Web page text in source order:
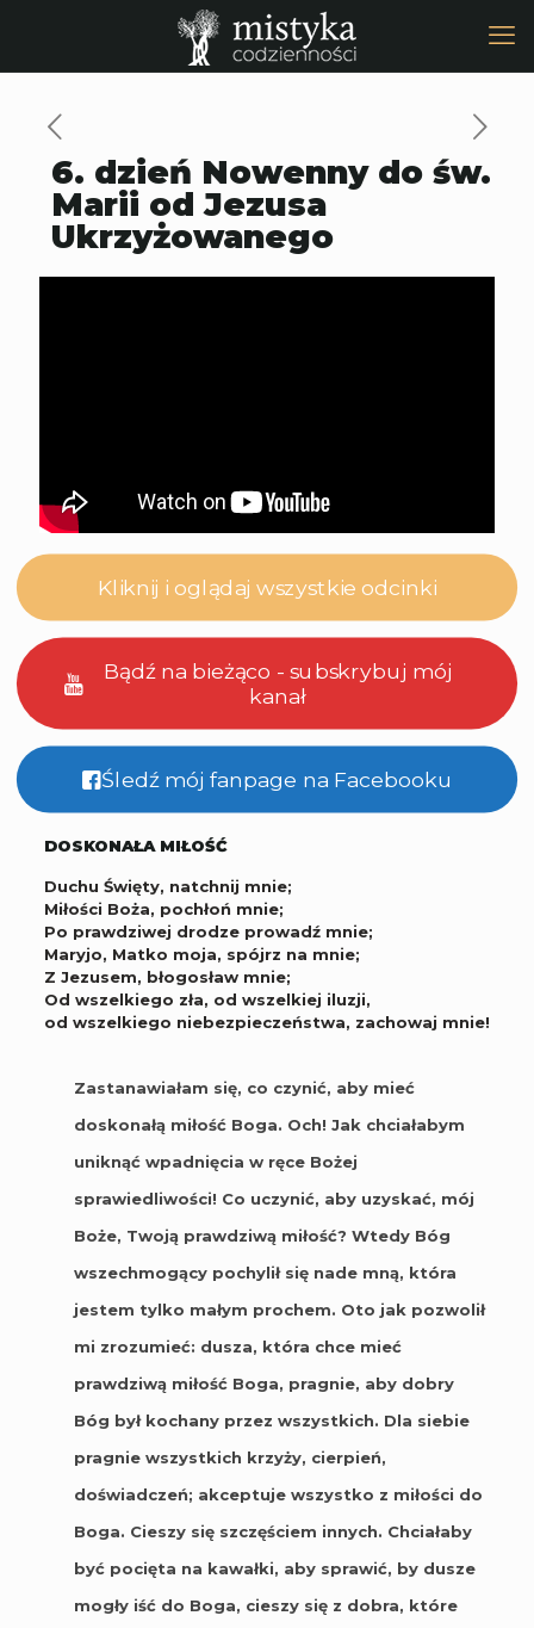
6. dzień Nowenny do św.
Marii od Jezusa
Ukrzyżowanego
Kliknij i oglądaj wszystkie odcinki
Bądź na bieżąco - subskrybuj mój
kanał
Śledź mój fanpage na Facebooku
DOSKONAŁA MIŁOŚĆ
Duchu Święty, natchnij mnie;
Miłości Boża, pochłoń mnie;
Po prawdziwej drodze prowadź mnie;
Maryjo, Matko moja, spójrz na mnie;
Z Jezusem, błogosław mnie;
Od wszelkiego zła, od wszelkiej iluzji,
od wszelkiego niebezpieczeństwa, zachowaj mnie!
Zastanawiałam się, co czynić, aby mieć
doskonałą miłość Boga. Och! Jak chciałabym
uniknąć wpadnięcia w ręce Bożej
sprawiedliwości! Co uczynić, aby uzyskać, mój
Boże, Twoją prawdziwą miłość? Wtedy Bóg
wszechmogący pochylił się nade mną, która
jestem tylko małym prochem. Oto jak pozwolił
mi zrozumieć: dusza, która chce mieć
prawdziwą miłość Boga, pragnie, aby dobry
Bóg był kochany przez wszystkich. Dla siebie
pragnie wszystkich krzyży, cierpień,
doświadczeń; akceptuje wszystko z miłości do
Boga. Cieszy się szczęściem innych. Chciałaby
być pocięta na kawałki, aby sprawić, by dusze
mogły iść do Boga, cieszy się z dobra, które